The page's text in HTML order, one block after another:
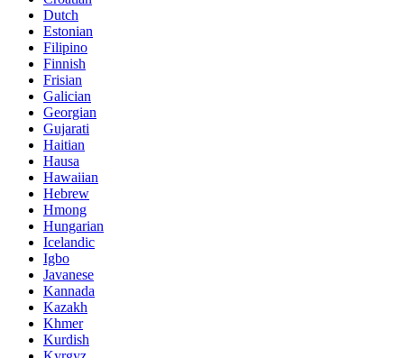
Dutch
Estonian
Filipino
Finnish
Frisian
Galician
Georgian
Gujarati
Haitian
Hausa
Hawaiian
Hebrew
Hmong
Hungarian
Icelandic
Igbo
Javanese
Kannada
Kazakh
Khmer
Kurdish